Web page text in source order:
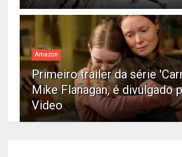
Amazon
Primeiro trailer da série
Mike Flanagan, é divulgado
Video